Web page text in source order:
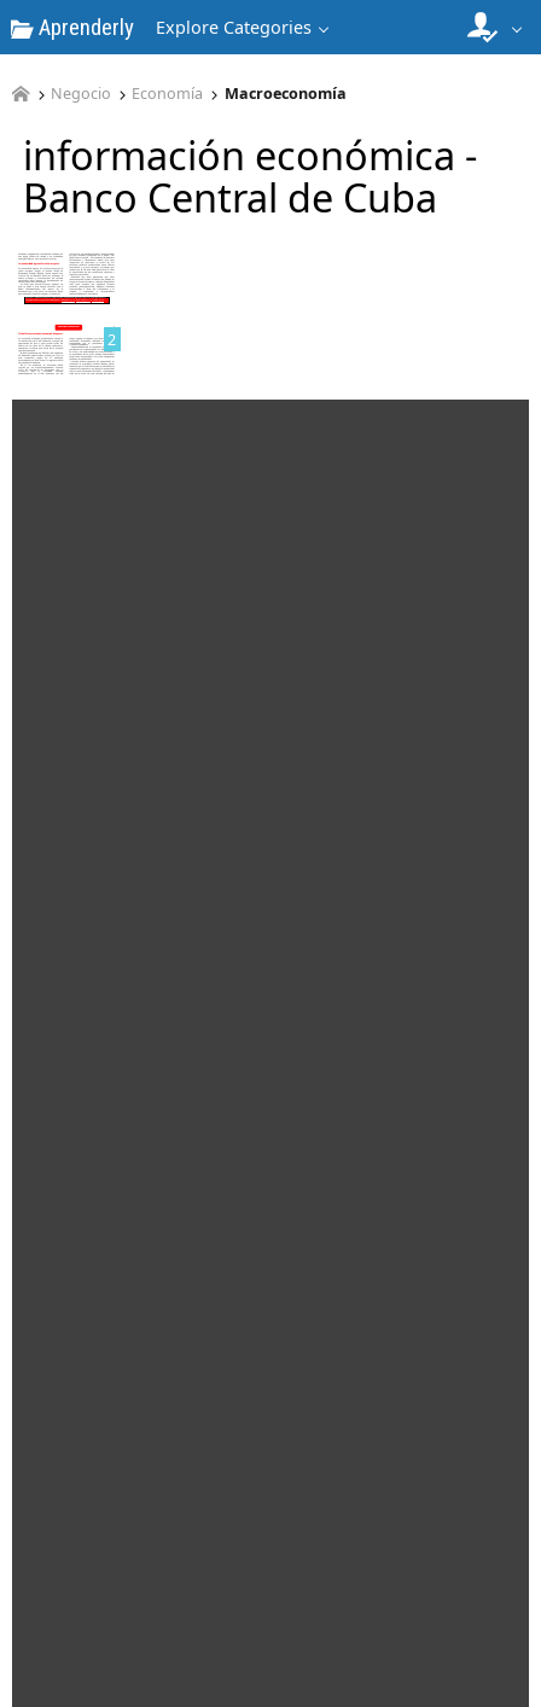
Aprenderly Explore Categories
Negocio Economía Macroeconomía
información económica -
Banco Central de Cuba
2